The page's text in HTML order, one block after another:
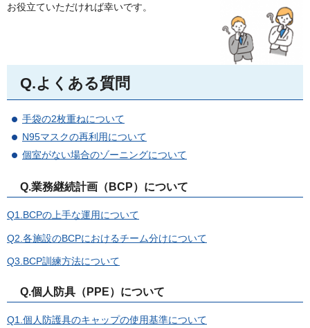
お役立ていただければ幸いです。
Q.よくある質問
手袋の2枚重ねについて
N95マスクの再利用について
個室がない場合のゾーニングについて
Q.業務継続計画（BCP）について
Q1.BCPの上手な運用について
Q2.各施設のBCPにおけるチーム分けについて
Q3.BCP訓練方法について
Q.個人防具（PPE）について
Q1.個人防護具のキャップの使用基準について